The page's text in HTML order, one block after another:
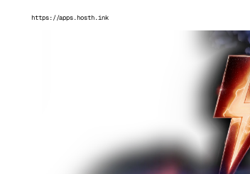
Vienna
İsviçre
GPU AI Sunucusu
https://apps.hosth.ink